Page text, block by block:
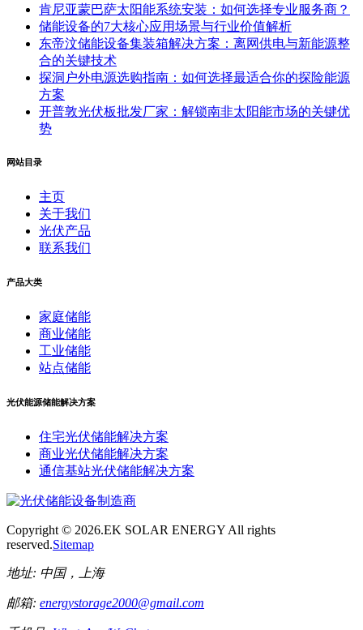
肯尼亚蒙巴萨太阳能系统安装：如何选择专业服务商？
储能设备的7大核心应用场景与行业价值解析
东帝汶储能设备集装箱解决方案：离网供电与新能源整
合的关键技术
探洞户外电源选购指南：如何选择最适合你的探险能源
方案
开普敦光伏板批发厂家：解锁南非太阳能市场的关键优
势
网站目录
主页
关于我们
光伏产品
联系我们
产品大类
家庭储能
商业储能
工业储能
站点储能
光伏能源储能解决方案
住宅光伏储能解决方案
商业光伏储能解决方案
通信基站光伏储能解决方案
Copyright © 2026.EK SOLAR ENERGY All rights
reserved.Sitemap
地址: 中国，上海
邮箱: energystorage2000@gmail.com